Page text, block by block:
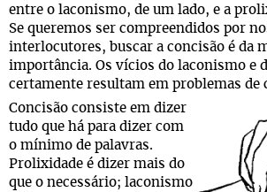
entre o laconismo, de um lado, e a
Se queremos ser compreendidos por
interlocutores, buscar a concisão é da
importância. Os vícios do laconismo e
certamente resultam em problemas de
Concisão consiste em dizer
tudo que há para dizer com
o mínimo de palavras.
Prolixidade é dizer mais do
que o necessário; laconismo